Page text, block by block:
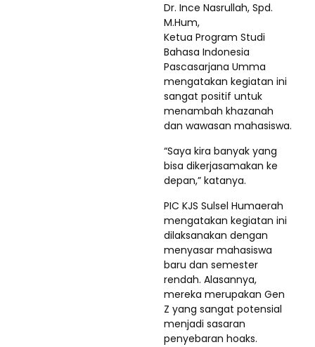
Dr. Ince Nasrullah, Spd.
M.Hum,
Ketua Program Studi
Bahasa Indonesia
Pascasarjana Umma
mengatakan kegiatan ini
sangat positif untuk
menambah khazanah
dan wawasan mahasiswa.
“Saya kira banyak yang
bisa dikerjasamakan ke
depan,” katanya.
PIC KJS Sulsel Humaerah
mengatakan kegiatan ini
dilaksanakan dengan
menyasar mahasiswa
baru dan semester
rendah. Alasannya,
mereka merupakan Gen
Z yang sangat potensial
menjadi sasaran
penyebaran hoaks.